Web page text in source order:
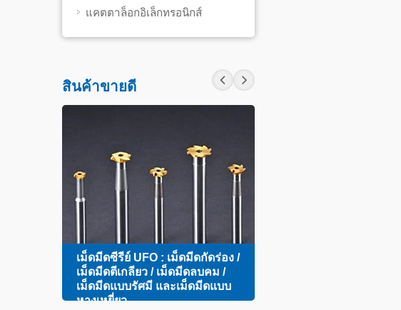
แคตตาล็อกอิเล็กทรอนิกส์
สินค้าขายดี
เม็ดมีดซีรีย์ UFO : เม็ดมีดกัดร่อง /
เม็ดมีดตีเกลียว / เม็ดมีดลบคม /
เม็ดมีดแบบรัศมี และเม็ดมีดแบบ
หางเหยี่ยว